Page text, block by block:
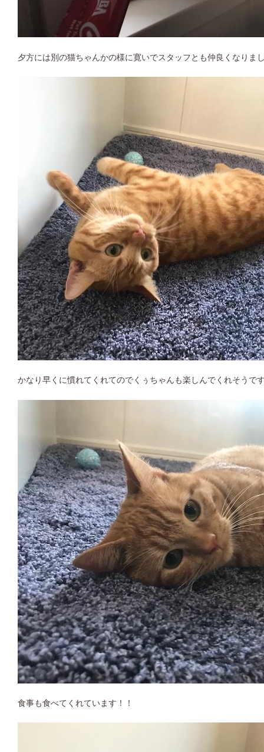
夕方には別の猫ちゃんかの様に寛いでスタッフとも仲良くなりま
かなり早くに慣れてくれてのでくぅちゃんも楽しんでくれそうで
食事も食べてくれています！！